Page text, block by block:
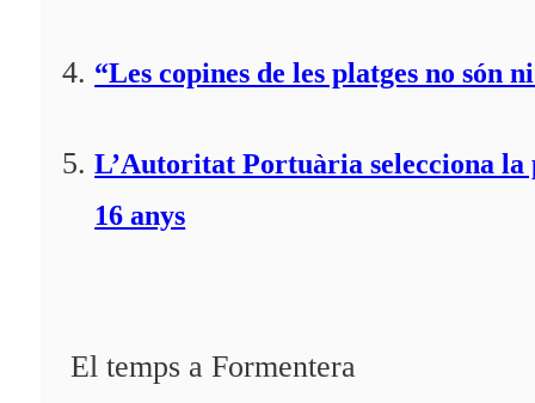
“Les copines de les platges no
L’Autoritat Portuària selecciona
16 anys
El temps a Formentera